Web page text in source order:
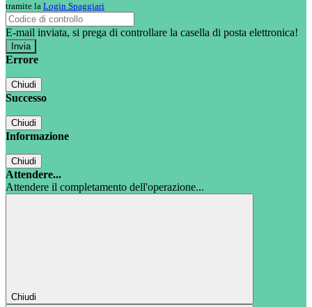
tramite la Login Spaggiari
E-mail inviata, si prega di controllare la casella di posta elettronica!
Errore
Chiudi
Successo
Chiudi
Informazione
Chiudi
Attendere...
Attendere il completamento dell'operazione...
Chiudi